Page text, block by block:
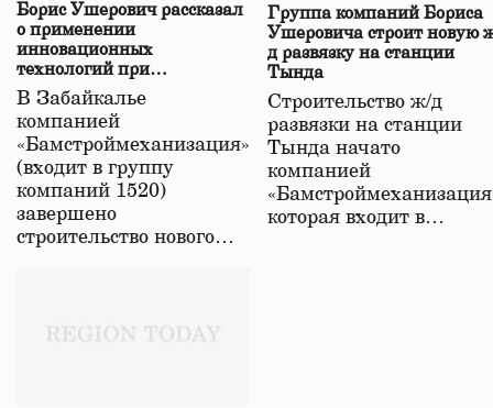
Борис Ушерович рассказал
о применении
инновационных
технологий при
строительстве нового моста
в Забайкалье
В Забайкалье
компанией
«Бамстроймеханизация»
(входит в группу
компаний 1520)
завершено
строительство нового…
Группа компаний Бориса
Ушеровича строит новую
д развязку на станции
Тында
Строительство ж/д
развязки на станции
Тында начато
компанией
которая входит в…